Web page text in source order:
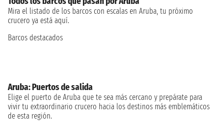
Mira el listado de los barcos con escalas en Aruba, tu próximo
crucero ya está aquí.
Barcos destacados
Aruba: Puertos de salida
Elige el puerto de Aruba que te sea más cercano y prepárate para
vivir tu extraordinario crucero hacia los destinos más emblemáticos
de esta región.